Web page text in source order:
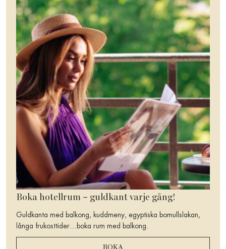
Boka hotellrum – guldkant varje gång!
Guldkanta med balkong, kuddmeny, egyptiska bomullslakan,
långa frukosttider…boka rum med balkong.
BOKA